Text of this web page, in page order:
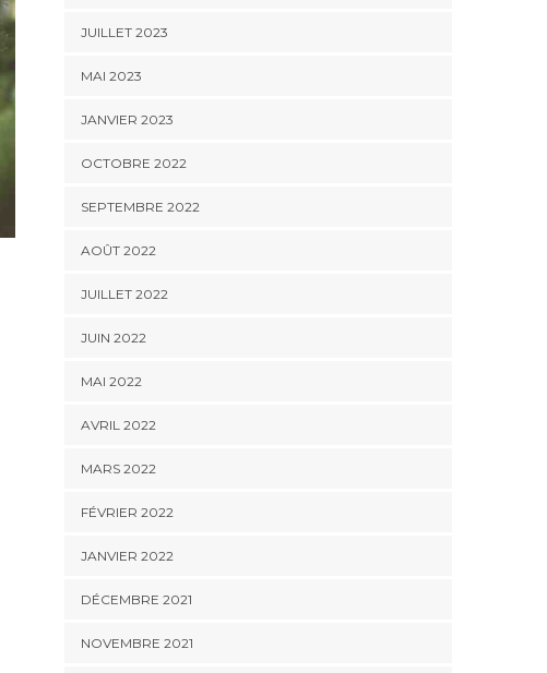
JUILLET 2023
MAI 2023
JANVIER 2023
OCTOBRE 2022
SEPTEMBRE 2022
AOÛT 2022
JUILLET 2022
JUIN 2022
MAI 2022
AVRIL 2022
MARS 2022
FÉVRIER 2022
JANVIER 2022
DÉCEMBRE 2021
NOVEMBRE 2021